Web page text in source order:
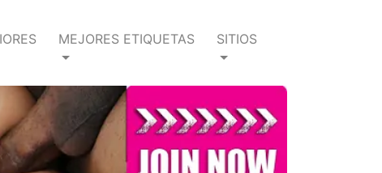
MEJORES ETIQUETAS SITIOS